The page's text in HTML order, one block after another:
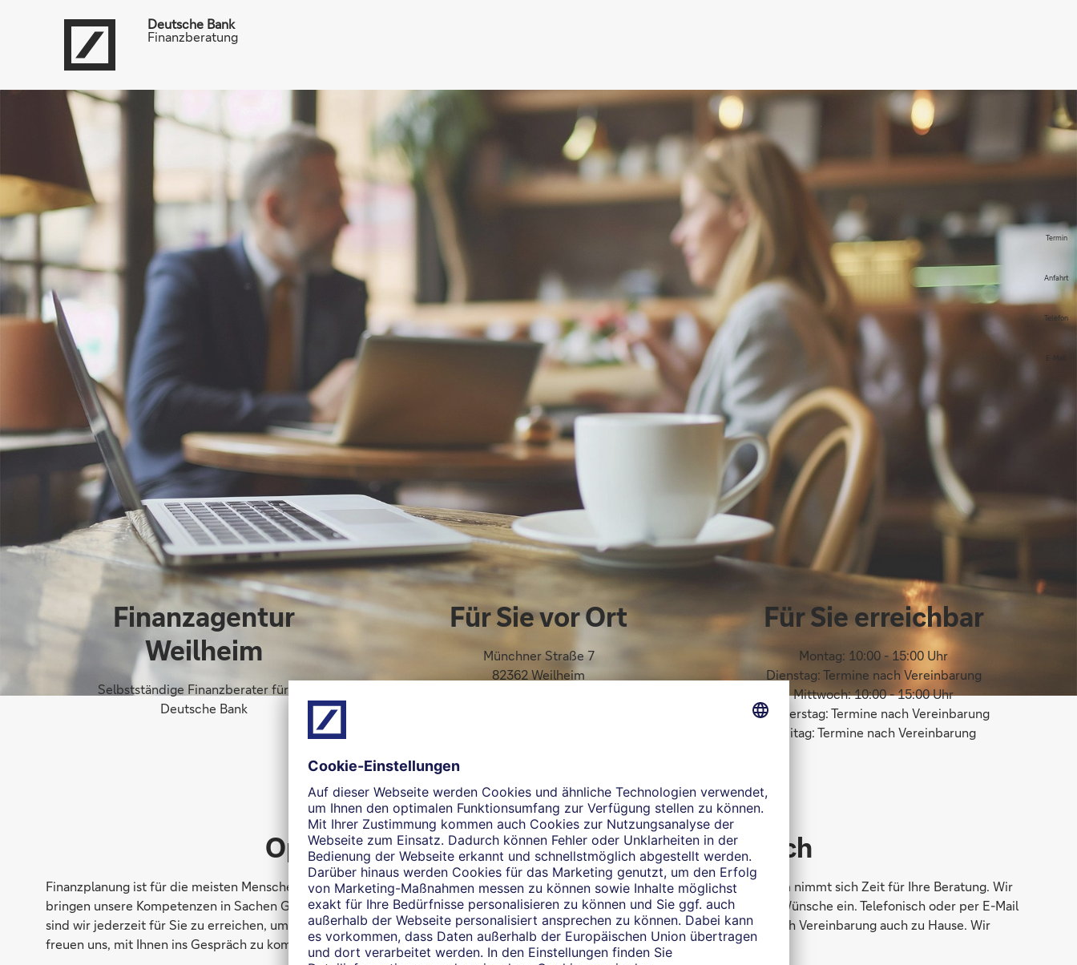
Deutsche Bank
Finanzberatung
Termin
Anfahrt
Telefon
E-Mail
Finanzagentur
Weilheim
Selbstständige Finanzberater für die
Deutsche Bank
Für Sie vor Ort
Münchner Straße 7
82362 Weilheim
Für Sie erreichbar
Montag: 10:00 - 15:00 Uhr
Dienstag: Termine nach Vereinbarung
Mittwoch: 10:00 - 15:00 Uhr
Donnerstag: Termine nach Vereinbarung
Freitag: Termine nach Vereinbarung
Optimale Finanzberatung – ganz persönlich
Finanzplanung ist für die meisten Menschen Vertrauenssache. Unser engagiertes Team selbstständiger Finanzberater in Weilheim nimmt sich Zeit für Ihre Beratung. Wir
bringen unsere Kompetenzen in Sachen Geldanlage, Vorsorge, Versicherung oder Finanzierung im Sinne Ihrer Bedürfnisse und Wünsche ein. Telefonisch oder per E-Mail
sind wir jederzeit für Sie zu erreichen, um einen ersten Termin zu vereinbaren. Gerne rufen wir Sie zurück und besuchen Sie nach Vereinbarung auch zu Hause. Wir
freuen uns, mit Ihnen ins Gespräch zu kommen!